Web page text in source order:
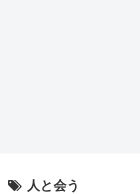
人と会う